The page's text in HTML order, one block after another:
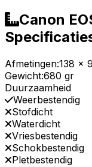
Canon
Afmetingen:138 x
Gewicht:680 gr
Duurzaamheid
Weerbestendig
Stofdicht
Waterdicht
Vriesbestendig
Schokbestendig
Pletbestendig